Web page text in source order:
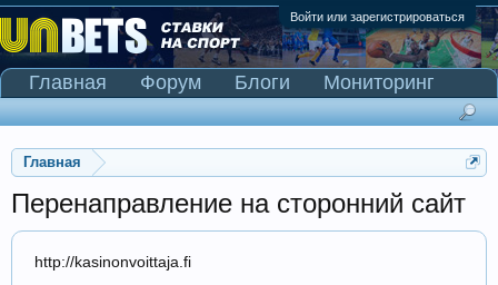
Войти или зарегистрироваться
Главная
Перенаправление на сторонний сайт
http://kasinonvoittaja.fi
Главная Форум Блоги
Мониторинг
Сканер Pinnacle